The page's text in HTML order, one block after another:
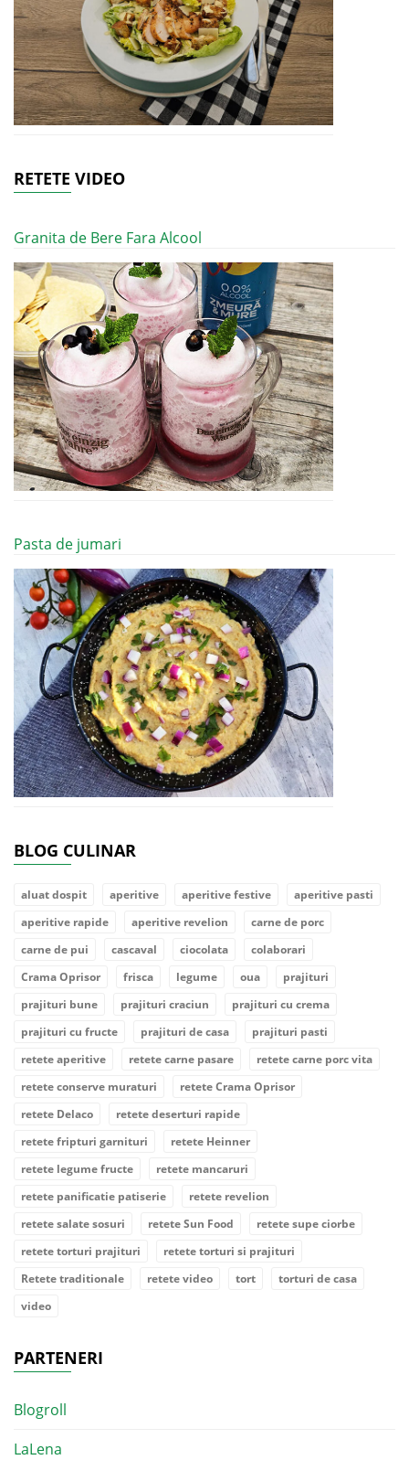
RETETE VIDEO
Granita de Bere Fara Alcool
Pasta de jumari
BLOG CULINAR
aluat dospit aperitive aperitive festive
aperitive pasti
aperitive rapide
aperitive revelion
carne de porc
carne de pui
cascaval ciocolata
colaborari
Crama Oprisor
frisca legume oua
prajituri
prajituri bune
prajituri craciun
prajituri cu crema
prajituri cu fructe
prajituri de casa
prajituri pasti
retete aperitive
retete carne pasare
retete carne porc vita
retete conserve muraturi
retete Crama Oprisor
retete Delaco
retete deserturi rapide
retete fripturi garnituri
retete Heinner
retete legume fructe
retete mancaruri
retete panificatie patiserie
retete revelion
retete salate sosuri
retete Sun Food
retete supe ciorbe
retete torturi prajituri
retete torturi si prajituri
Retete traditionale
retete video tort
torturi de casa
video
PARTENERI
Blogroll
LaLena